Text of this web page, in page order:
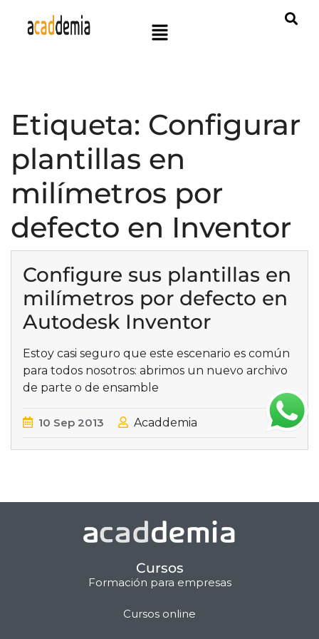
Etiqueta: Configurar
plantillas en
milímetros por
defecto en Inventor
Configure sus plantillas en
milímetros por defecto en
Autodesk Inventor
Estoy casi seguro que este escenario es común
para todos nosotros: abrimos un nuevo archivo
de parte o de ensamble
10 Sep 2013 Acaddemia
Cursos
Formación para empresas
Cursos online